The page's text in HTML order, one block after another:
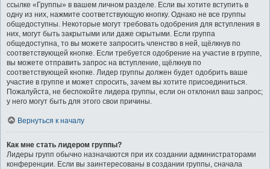
ссылке «Группы» в вашем личном разделе. Если вы хотите вступить в
одну из них, нажмите соответствующую кнопку. Однако не все группы
общедоступны. Некоторые могут требовать одобрения для вступления в
них, могут быть закрытыми или даже скрытыми. Если группа
общедоступна, то вы можете запросить членство в ней, щёлкнув по
соответствующей кнопке. Если требуется одобрение на участие в группе,
вы можете отправить запрос на вступление, щёлкнув по
соответствующей кнопке. Лидер группы должен будет одобрить ваше
участие в группе и может спросить, зачем вы хотите присоединиться.
Пожалуйста, не беспокойте лидера группы, если он отклонил ваш запрос;
у него могут быть для этого свои причины.
Вернуться к началу
Как мне стать лидером группы?
Лидеры групп обычно назначаются при их создании администраторами
конференции. Если вы заинтересованы в создании группы, сначала